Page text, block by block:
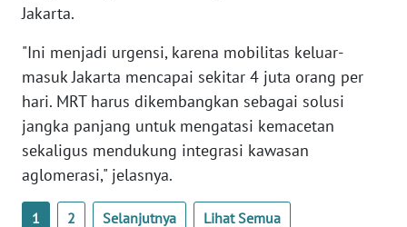
Jakarta.
"Ini menjadi urgensi, karena mobilitas keluar-
masuk Jakarta mencapai sekitar 4 juta orang per
hari. MRT harus dikembangkan sebagai solusi
jangka panjang untuk mengatasi kemacetan
sekaligus mendukung integrasi kawasan
aglomerasi," jelasnya.
1 2 Selanjutnya Lihat Semua
PAPUA
WN
PAPUA
BARAT
RIAU